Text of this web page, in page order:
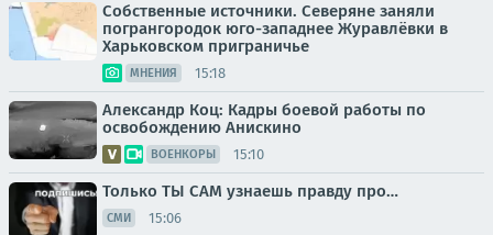
Собственные источники. Северяне заняли
погрангородок юго-западнее Журавлёвки в
Харьковском приграничье
МНЕНИЯ 15:18
Александр Коц: Кадры боевой работы по
освобождению Анискино
ВОЕНКОРЫ 15:10
Только ТЫ САМ узнаешь правду про…
СМИ 15:06